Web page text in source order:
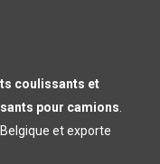
coulissants et
pour camions
et exporte